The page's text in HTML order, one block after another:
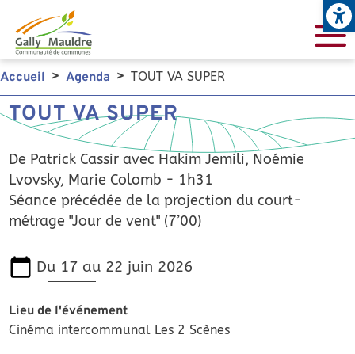
Accueil Agenda TOUT VA SUPER
TOUT VA SUPER
De Patrick Cassir avec Hakim Jemili, Noémie
Lvovsky, Marie Colomb - 1h31
Séance précédée de la projection du court-
métrage "Jour de vent" (7’00)
Du 17 au 22 juin 2026
Lieu de l'événement
Cinéma intercommunal Les 2 Scènes